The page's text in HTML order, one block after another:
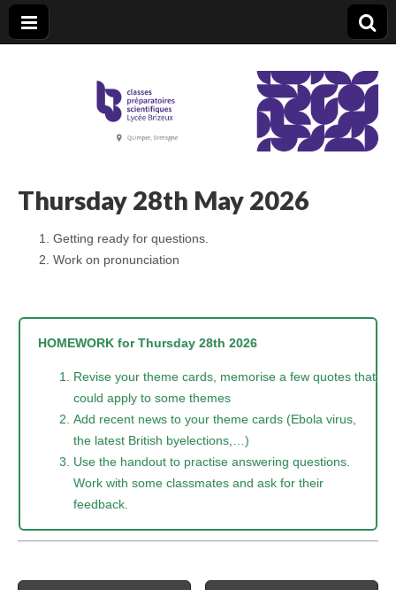
CPGE Brizeux
Thursday 28th May 2026
Getting ready for questions.
Work on pronunciation
HOMEWORK for Thursday 28th 2026
Revise your theme cards, memorise a few quotes that
could apply to some themes
Add recent news to your theme cards (Ebola virus,
the latest British byelections,…)
Use the handout to practise answering questions.
Work with some classmates and ask for their
feedback.
Post